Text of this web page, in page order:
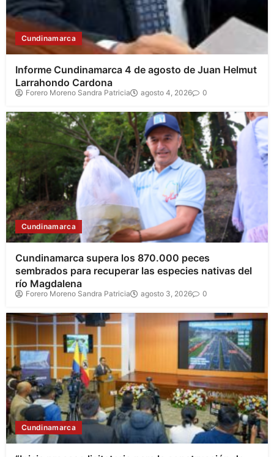
Cundinamarca
Informe Cundinamarca 4 de agosto de Juan Helmut
Larrahondo Cardona
Forero Moreno Sandra Patricia agosto 4, 2026 0
Cundinamarca
Cundinamarca supera los 870.000 peces
sembrados para recuperar las especies nativas del
río Magdalena
Forero Moreno Sandra Patricia agosto 3, 2026 0
Cundinamarca